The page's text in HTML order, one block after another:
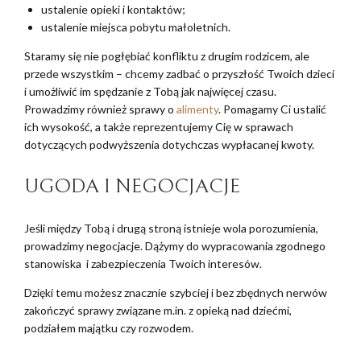
ustalenie opieki i kontaktów;
ustalenie miejsca pobytu małoletnich.
Staramy się nie pogłębiać konfliktu z drugim rodzicem, ale
przede wszystkim – chcemy zadbać o przyszłość Twoich dzieci
i umożliwić im spędzanie z Tobą jak najwięcej czasu.
Prowadzimy również sprawy o alimenty. Pomagamy Ci ustalić
ich wysokość, a także reprezentujemy Cię w sprawach
dotyczących podwyższenia dotychczas wypłacanej kwoty.
UGODA I NEGOCJACJE
Jeśli między Tobą i drugą stroną istnieje wola porozumienia,
prowadzimy negocjacje. Dążymy do wypracowania zgodnego
stanowiska i zabezpieczenia Twoich interesów.
Dzięki temu możesz znacznie szybciej i bez zbędnych nerwów
zakończyć sprawy związane m.in. z opieką nad dziećmi,
podziałem majątku czy rozwodem.